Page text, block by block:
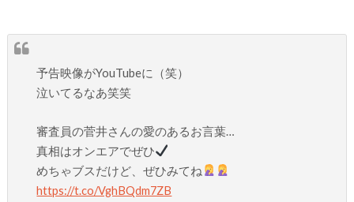
予告映像がYouTubeに（笑）
泣いてるなあ笑笑
審査員の菅井さんの愛のあるお言葉…
真相はオンエアでぜひ
めちゃブスだけど、ぜひみてね
https://t.co/VghBQdm7ZB